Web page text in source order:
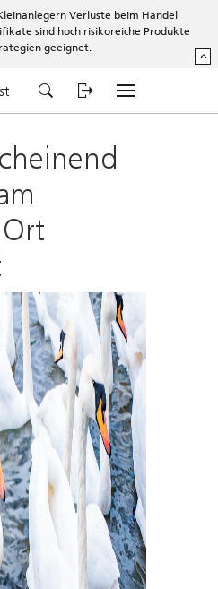
Verluste beim Handel
sind hoch risikoreiche Produkte
geeignet.
^